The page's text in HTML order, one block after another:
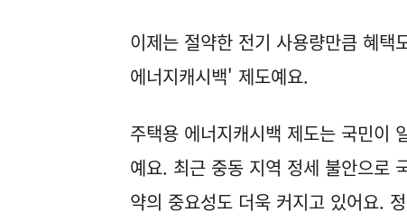
이제는 절약한 전기 사용량만큼 혜
에너지캐시백' 제도예요.
주택용 에너지캐시백 제도는 국민이
예요. 최근 중동 지역 정세 불안으로
약의 중요성도 더욱 커지고 있어요.